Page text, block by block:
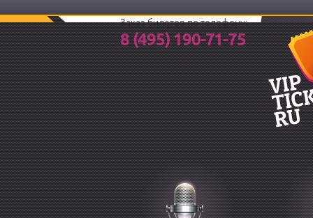
Заказ билетов по телефону:
8 (495) 190-71-75